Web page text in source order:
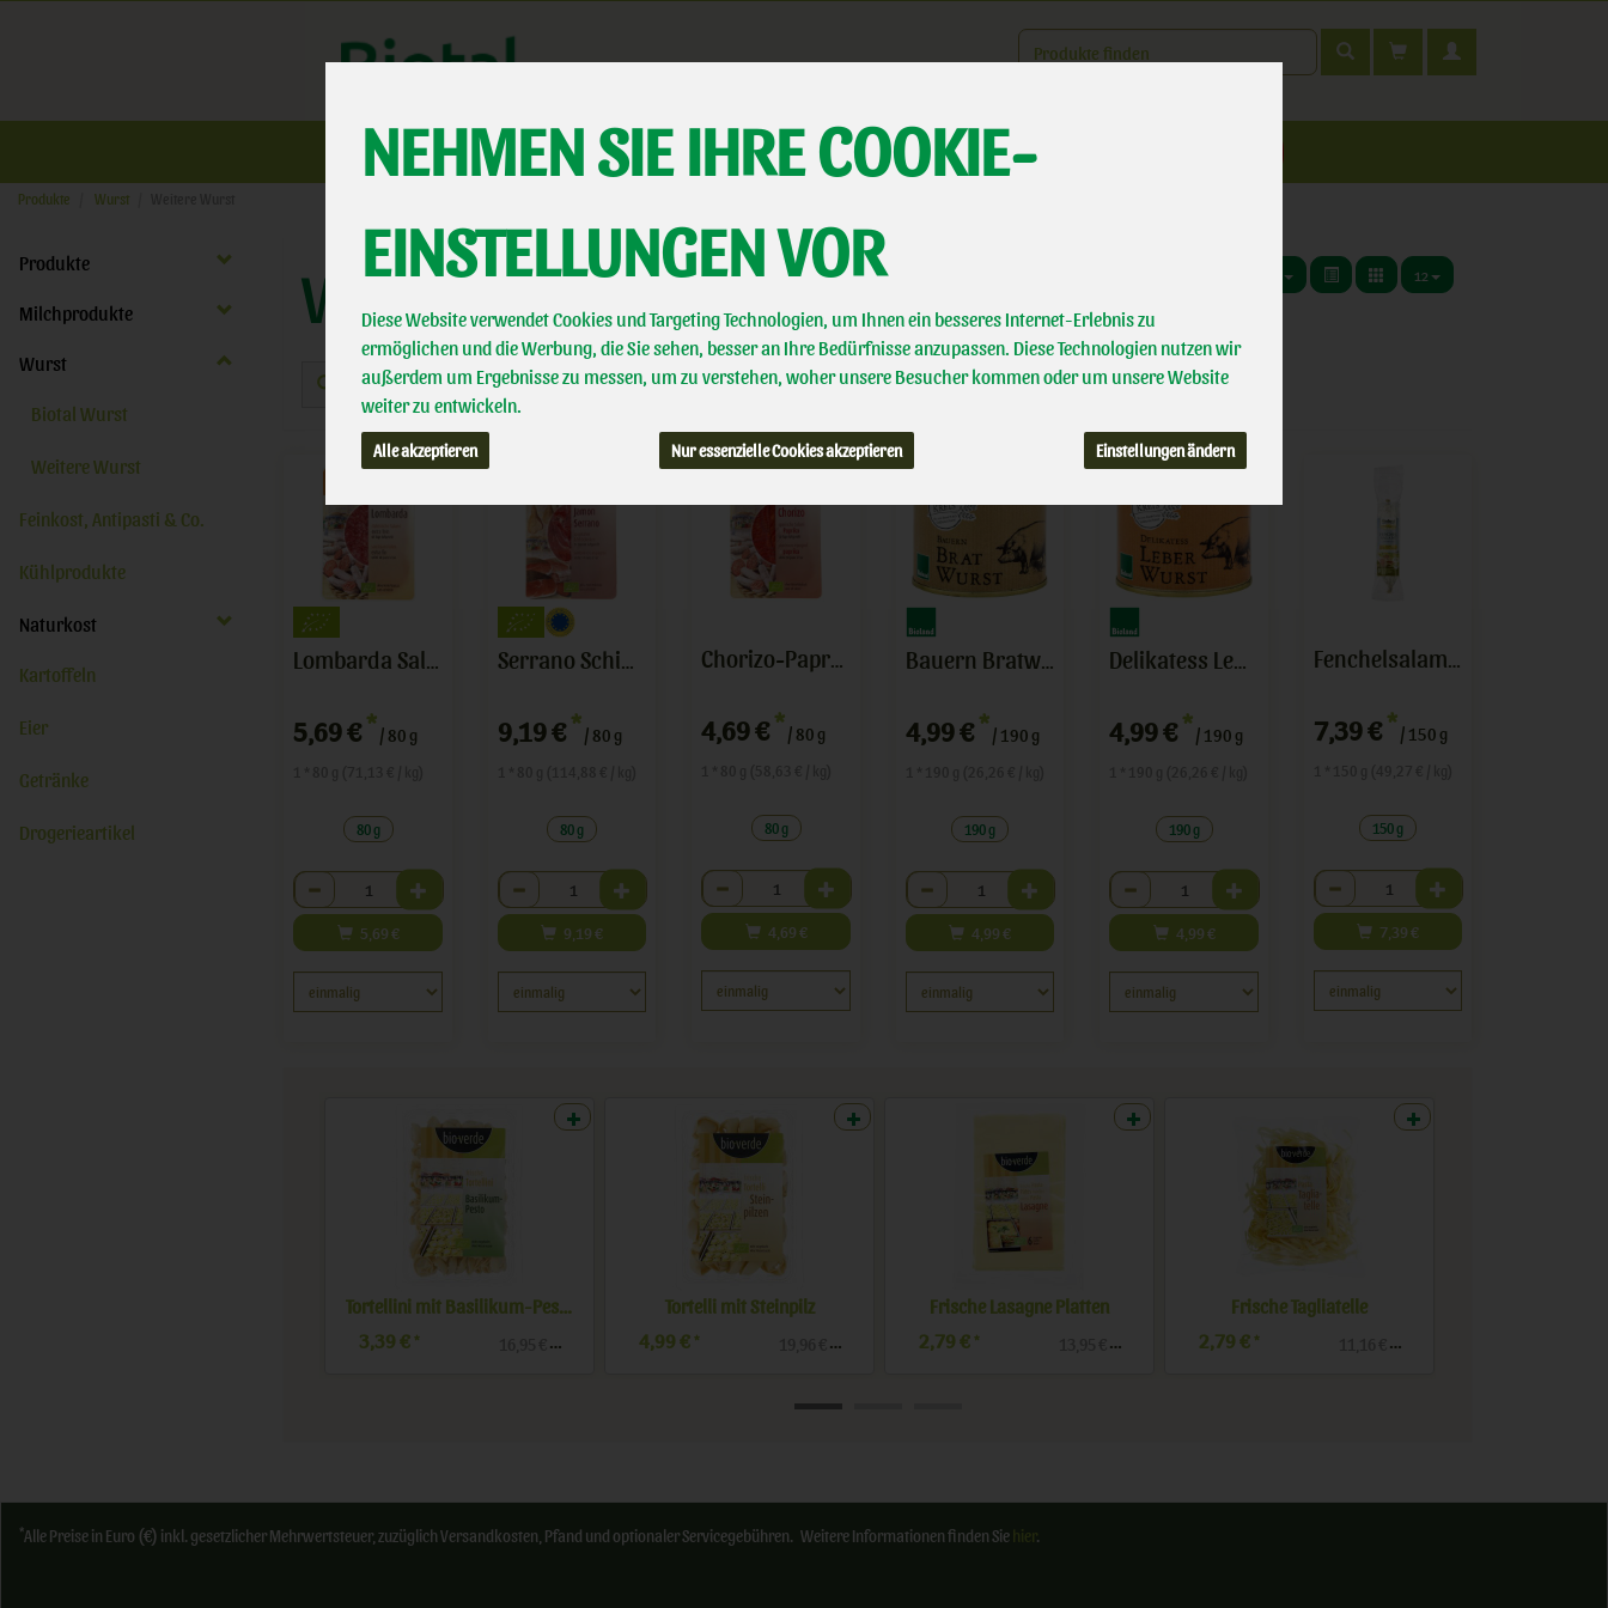
NEHMEN SIE IHRE COOKIE-
EINSTELLUNGEN VOR
Diese Website verwendet Cookies und Targeting Technologien, um Ihnen ein besseres Internet-Erlebnis zu
ermöglichen und die Werbung, die Sie sehen, besser an Ihre Bedürfnisse anzupassen. Diese Technologien nutzen wir
außerdem um Ergebnisse zu messen, um zu verstehen, woher unsere Besucher kommen oder um unsere Website
weiter zu entwickeln.
Alle akzeptieren Nur essenzielle Cookies akzeptieren Einstellungen ändern
Produkt
Über uns Landwirtschaft Direktvermarktung Biotal erleben
Produkte Wurst
Produkte
Milchprodukte
Wurst
Biotal Wurst
Weitere Wurst
Feinkost, Antipasti & Co.
Kühlprodukte
Naturkost
Kartoffeln
Eier
Getränke
Drogerieartikel
WEITERE WURST 12
Hersteller Ernährung Allergene
Lombarda Salami Aufschnitt
5,69 € */ 80 g
80 g
Anzahl
5,69 €
Serrano Schinken/ Jam¢n curado
9,19 €*/ 80 g
80 g
Anzahl
9,19€
Chorizo-Papr-Salami Aufschnitt
4,69 € */ 80 g
80 g
Anzahl
4,69 €
Bauern Bratwurst
4,99 €*/ 190 g
190 g
Anzahl
4,99€
Delikatess Leberwurst
4,99 € */ 190 g
190 g
Anzahl
4,99 €
Fenchelsalami luftgetrocknet
7,39 €*/ 150 g
150 g
Anzahl
7,39€
Tortellini mit Basilikum-Pesto
3,39 € * 16,95 € / kg
Tortelli mit Steinpilz
4,99 € * 19,96 € / kg
Frische Lasagne Platten
2,79 € * 13,95 € / kg
Frische Tagliatelle
2,79 € * 11,16 € / kg
*Alle Preise in Euro (€) inkl. gesetzlicher Mehrwertsteuer, zuzüglich Versandkosten, Pfand und optionaler Servicegebühren. Weitere Informationen finden Sie .